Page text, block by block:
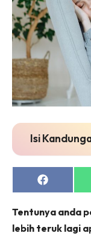
Isi
Share
on
Tentunya anda
lebih teruk lagi